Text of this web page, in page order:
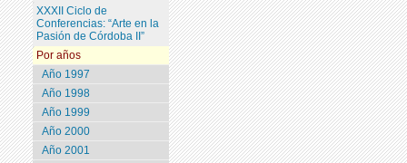
XXXII Ciclo de
Conferencias: “Arte en la
Pasión de Córdoba II”
Por años
Año 1997
Año 1998
Año 1999
Año 2000
Año 2001